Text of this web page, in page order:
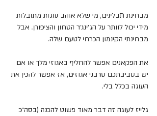
מבחינת תבלינים, מי שלא אוהב עוגות מתובלות
מידי יכול לוותר על הג׳ינג׳ר הטחון והציפורן. אבל
מבחינתי הקינמון הכרחי לטעם שלה.
את הפקאנים אפשר להחליף באגוזי מלך או אם
יש בסביבתכם סרבני אגוזים, אז אפשר להכין את
העוגה בכלל בלי.
גלייז לעוגה זה דבר מאוד פשוט להכנה (בסה״כ